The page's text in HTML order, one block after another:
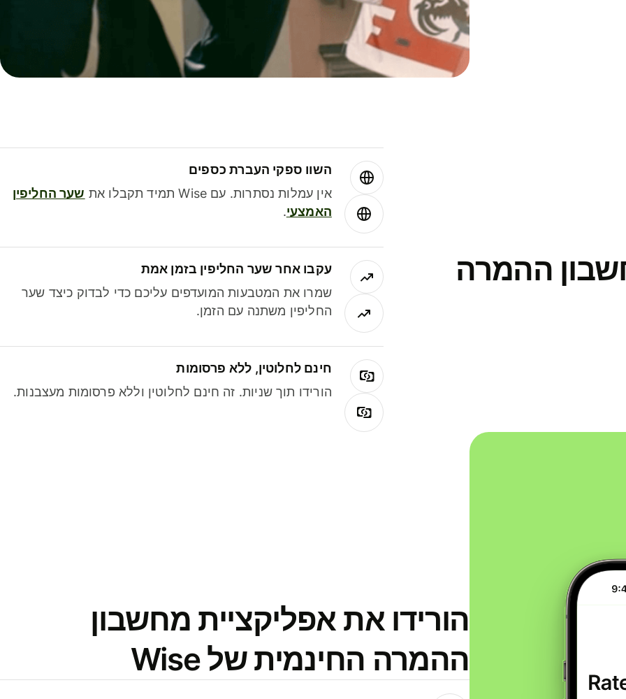
ההמרה
השוו ספקי העברת כספים
אין עמלות נסתרות. עם Wise תמיד תקבלו את
שער החליפין
האמצעי.
עקבו אחר שער החליפין בזמן אמת
שמרו את המטבעות המועדפים עליכם כדי לבדוק כיצד שער
החליפין משתנה עם הזמן.
חינם לחלוטין, ללא פרסומות
הורידו תוך שניות. זה חינם לחלוטין וללא פרסומות מעצבנות.
הורידו את אפליקציית מחשבון
ההמרה החינמית של Wise